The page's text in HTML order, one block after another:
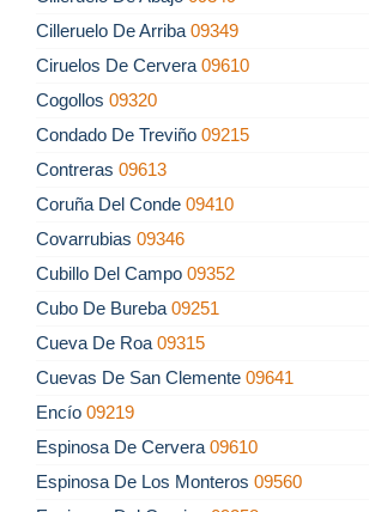
Cilleruelo De Arriba 09349
Ciruelos De Cervera 09610
Cogollos 09320
Condado De Treviño 09215
Contreras 09613
Coruña Del Conde 09410
Covarrubias 09346
Cubillo Del Campo 09352
Cubo De Bureba 09251
Cueva De Roa 09315
Cuevas De San Clemente 09641
Encío 09219
Espinosa De Cervera 09610
Espinosa De Los Monteros 09560